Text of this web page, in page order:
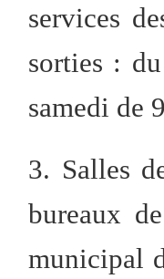
services
sorties :
samedi de
3. Salles
bureaux
municipal